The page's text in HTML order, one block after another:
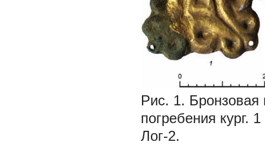
Рис. 1.
погребения кург.
Лог-2.